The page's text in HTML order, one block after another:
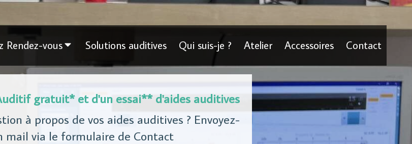
Rendez-vous Solutions auditives Qui suis-je ? Atelier Accessoires Contact
gratuit* et d'un essai** d'aides auditives
à propos de vos aides auditives ? Envoyez-
mail via le formulaire de Contact